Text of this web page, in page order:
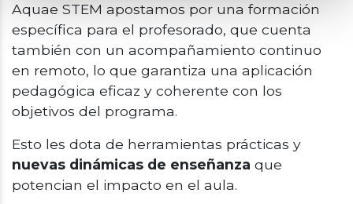
Aquae STEM apostamos por una formación
específica para el profesorado, que cuenta
también con un acompañamiento continuo
en remoto, lo que garantiza una aplicación
pedagógica eficaz y coherente con los
objetivos del programa.
Esto les dota de herramientas prácticas y
nuevas dinámicas de enseñanza que
potencian el impacto en el aula.